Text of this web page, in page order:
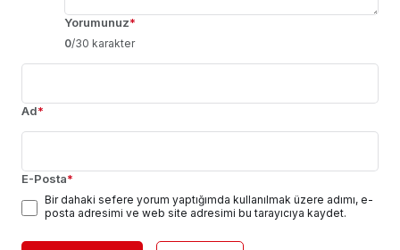
Yorumunuz*
0/30 karakter
Ad*
E-Posta*
Bir dahaki sefere yorum yaptığımda kullanılmak üzere adımı, e-
posta adresimi ve web site adresimi bu tarayıcıya kaydet.